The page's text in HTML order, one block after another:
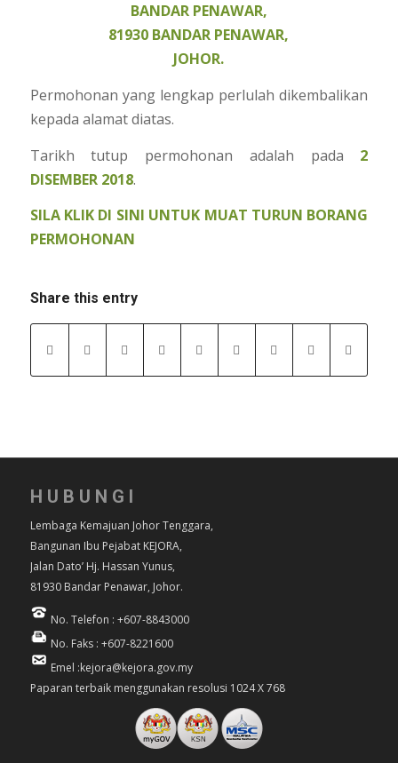
BANDAR PENAWAR,
81930 BANDAR PENAWAR,
JOHOR.
Permohonan yang lengkap perlulah dikembalikan
kepada alamat diatas.
Tarikh tutup permohonan adalah pada 2
DISEMBER 2018.
SILA KLIK DI SINI UNTUK MUAT TURUN BORANG
PERMOHONAN
Share this entry
HUBUNGI
Lembaga Kemajuan Johor Tenggara,
Bangunan Ibu Pejabat KEJORA,
Jalan Dato’ Hj. Hassan Yunus,
81930 Bandar Penawar, Johor.
No. Telefon : +607-8843000
No. Faks : +607-8221600
Emel :kejora@kejora.gov.my
Paparan terbaik menggunakan resolusi 1024 X 768